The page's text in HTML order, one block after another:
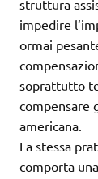
struttura
impedire
ormai
soprattutto
compensare
americana.
La stessa
comporta